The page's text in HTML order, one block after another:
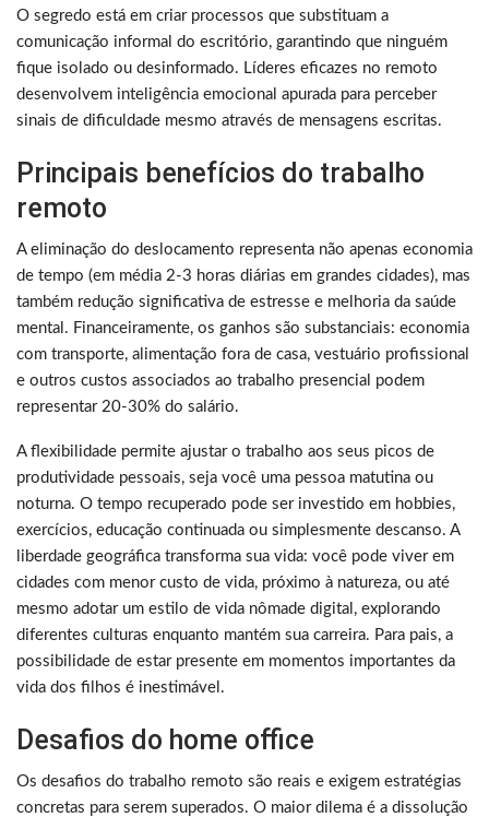
O segredo está em criar processos que substituam a
comunicação informal do escritório, garantindo que ninguém
fique isolado ou desinformado. Líderes eficazes no remoto
desenvolvem inteligência emocional apurada para perceber
sinais de dificuldade mesmo através de mensagens escritas.
Principais benefícios do trabalho
remoto
A eliminação do deslocamento representa não apenas economia
de tempo (em média 2-3 horas diárias em grandes cidades), mas
também redução significativa de estresse e melhoria da saúde
mental. Financeiramente, os ganhos são substanciais: economia
com transporte, alimentação fora de casa, vestuário profissional
e outros custos associados ao trabalho presencial podem
representar 20-30% do salário.
A flexibilidade permite ajustar o trabalho aos seus picos de
produtividade pessoais, seja você uma pessoa matutina ou
noturna. O tempo recuperado pode ser investido em hobbies,
exercícios, educação continuada ou simplesmente descanso. A
liberdade geográfica transforma sua vida: você pode viver em
cidades com menor custo de vida, próximo à natureza, ou até
mesmo adotar um estilo de vida nômade digital, explorando
diferentes culturas enquanto mantém sua carreira. Para pais, a
possibilidade de estar presente em momentos importantes da
vida dos filhos é inestimável.
Desafios do home office
Os desafios do trabalho remoto são reais e exigem estratégias
concretas para serem superados. O maior dilema é a dissolução